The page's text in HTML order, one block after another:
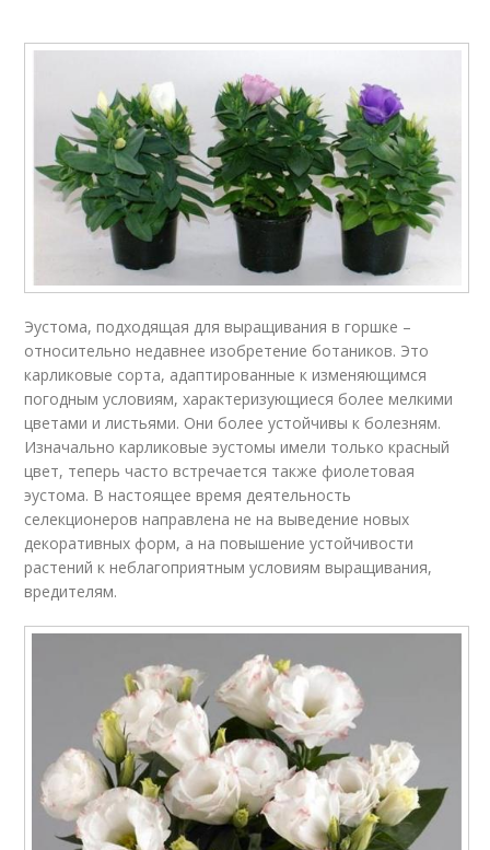
Эустома, подходящая для выращивания в горшке –
относительно недавнее изобретение ботаников. Это
карликовые сорта, адаптированные к изменяющимся
погодным условиям, характеризующиеся более мелкими
цветами и листьями. Они более устойчивы к болезням.
Изначально карликовые эустомы имели только красный
цвет, теперь часто встречается также фиолетовая
эустома. В настоящее время деятельность
селекционеров направлена не на выведение новых
декоративных форм, а на повышение устойчивости
растений к неблагоприятным условиям выращивания,
вредителям.